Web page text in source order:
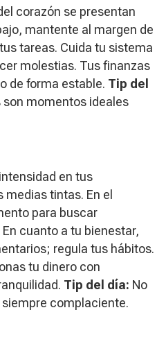
corazón se presentan
mantente al margen de
tareas. Cuida tu sistema
molestias. Tus finanzas
de forma estable. Tip del
son momentos ideales
en tus
medias tintas. En el
para buscar
cuanto a tu bienestar,
regula tus hábitos.
tu dinero con
Tip del día: No
complaciente.